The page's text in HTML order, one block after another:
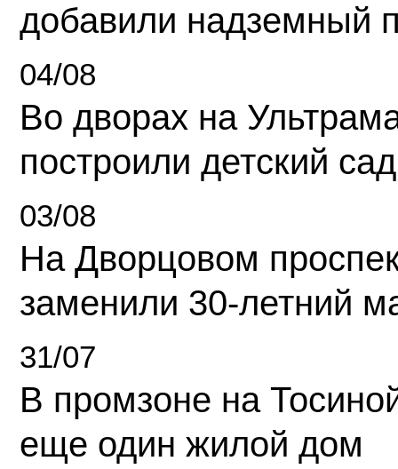
добавили надземный
04/08
Во дворах на
построили детский сад
03/08
На Дворцовом
заменили 30-летний
31/07
В промзоне на
еще один жилой дом